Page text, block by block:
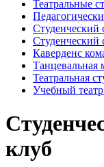
Театральные
Студенческий
Каверденс
Танцевальная
Театральная
Учебный
клуб